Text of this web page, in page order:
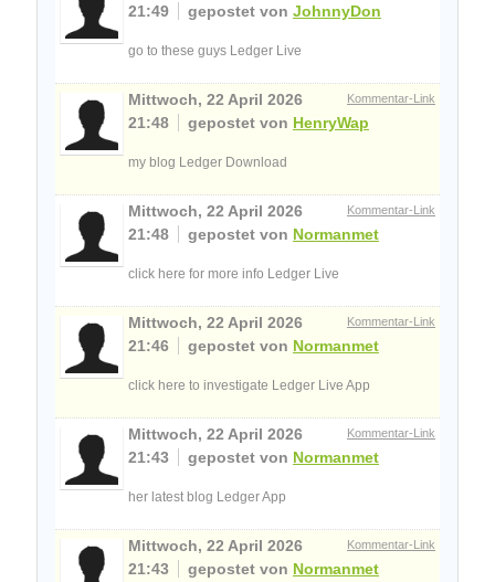
21:49
gepostet von JohnnyDon
go to these guys Ledger Live
Kommentar-Link
Mittwoch, 22 April 2026
21:48
gepostet von HenryWap
my blog Ledger Download
Kommentar-Link
Mittwoch, 22 April 2026
21:48
gepostet von Normanmet
click here for more info Ledger Live
Kommentar-Link
Mittwoch, 22 April 2026
21:46
gepostet von Normanmet
click here to investigate Ledger Live App
Kommentar-Link
Mittwoch, 22 April 2026
21:43
gepostet von Normanmet
her latest blog Ledger App
Kommentar-Link
Mittwoch, 22 April 2026
21:43
gepostet von Normanmet